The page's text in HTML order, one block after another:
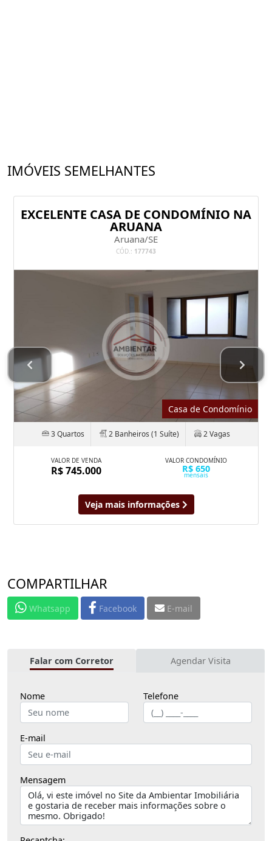
IMÓVEIS SEMELHANTES
EXCELENTE CASA DE CONDOMÍNIO NA
ARUANA
Aruana/SE
CÓD.: 177743
Casa de Condomínio
3 Quartos 2 Banheiros (1 Suíte) 2 Vagas
VALOR DE VENDA
R$ 745.000
VALOR CONDOMÍNIO
R$ 650
mensais
Veja mais informações
COMPARTILHAR
Whatsapp Facebook E-mail
Falar com Corretor Agendar Visita
Nome Telefone
E-mail
Mensagem